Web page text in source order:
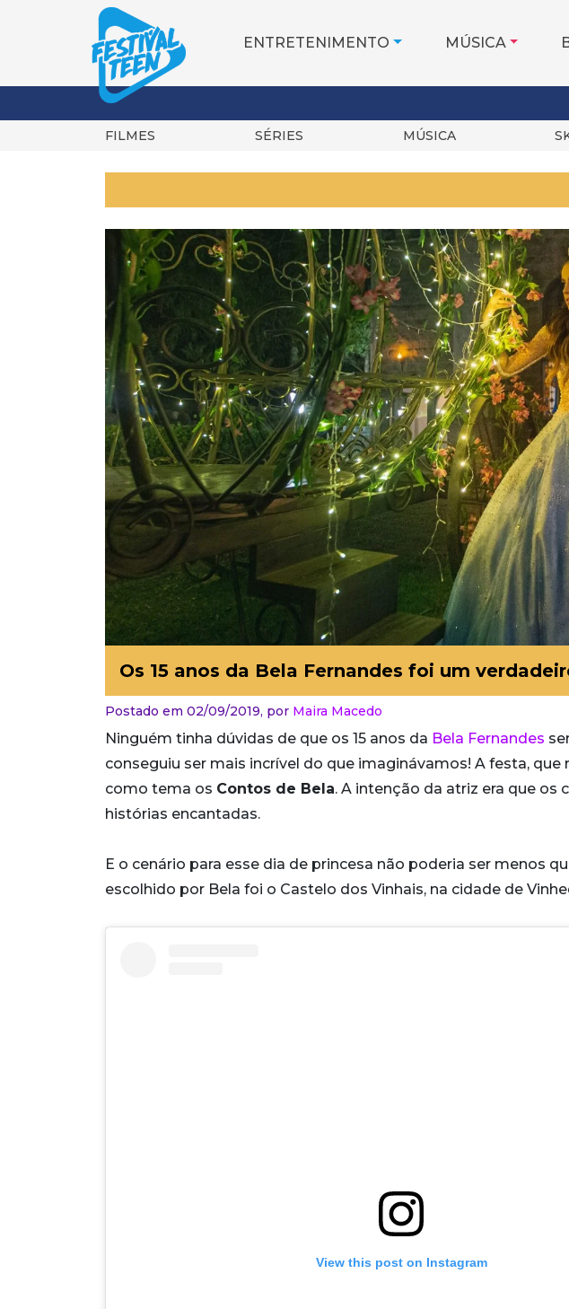
ENTRETENIMENTO MÚSICA
FILMES SÉRIES MÚSICA
Os 15 anos da Bela Fernandes foi um
Postado em 02/09/2019, por Maira Macedo
Ninguém tinha dúvidas de que os 15 anos da Bela Fernandes
conseguiu ser mais incrível do que imaginávamos! A festa, que
como tema os Contos de Bela. A intenção da atriz era que
histórias encantadas.
E o cenário para esse dia de princesa não poderia ser menos
escolhido por Bela foi o Castelo dos Vinhais, na cidade de
View this post on Instagram